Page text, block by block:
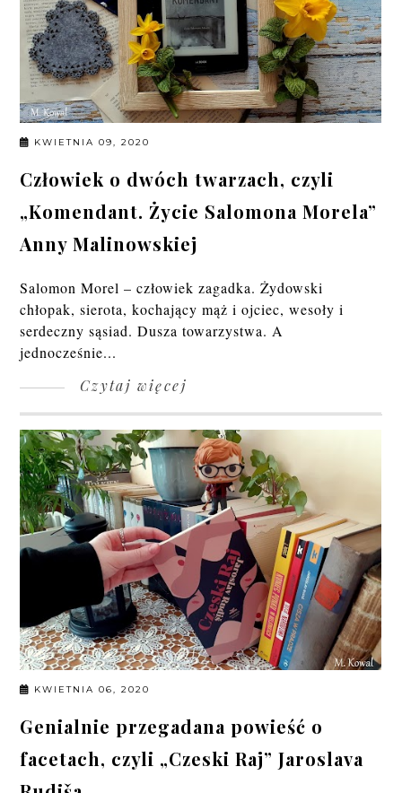
KWIETNIA 09, 2020
Człowiek o dwóch twarzach, czyli
„Komendant. Życie Salomona Morela”
Anny Malinowskiej
Salomon Morel – człowiek zagadka. Żydowski
chłopak, sierota, kochający mąż i ojciec, wesoły i
serdeczny sąsiad. Dusza towarzystwa. A
jednocześnie...
Czytaj więcej
KWIETNIA 06, 2020
Genialnie przegadana powieść o
facetach, czyli „Czeski Raj” Jaroslava